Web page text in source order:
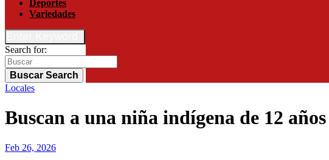
Deportes
Variedades
Search for:
Buscar Search
Locales
Buscan a una niña indígena de 12
Feb 26, 2026